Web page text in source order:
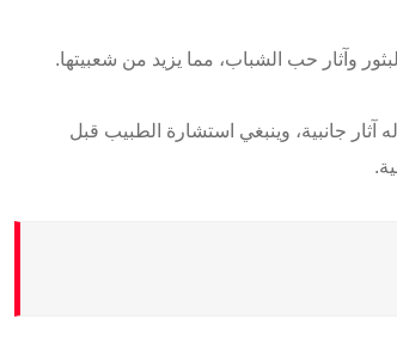
وآثار حب الشباب، مما يزيد من شعبيتها.
آثار جانبية، وينبغي استشارة الطبيب قبل